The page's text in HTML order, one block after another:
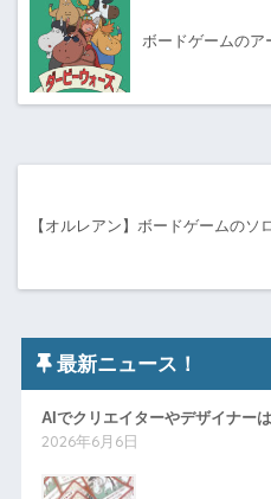
ボードゲームのア
【オルレアン】ボードゲームのソ
最新ニュース！
AIでクリエイターやデザイナー
2026年6月6日